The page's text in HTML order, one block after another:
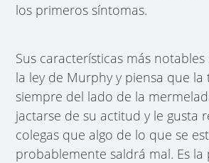
los primeros síntomas.
Sus características más
la ley de Murphy y piensa que la
siempre del lado de la
jactarse de su actitud y le gusta
colegas que algo de lo que se
probablemente saldrá mal. Es